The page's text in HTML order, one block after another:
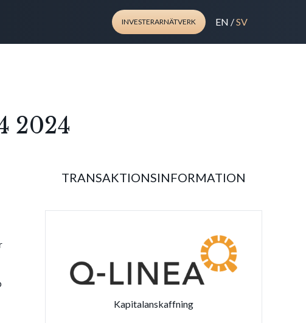
INVESTERARNÄTVERK EN /SV
2024
TRANSAKTIONSINFORMATION
Kapitalanskaffning